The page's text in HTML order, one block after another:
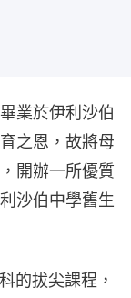
業於伊利沙伯
之恩，故將母
開辦一所優質
沙伯中學舊生
的拔尖課程，